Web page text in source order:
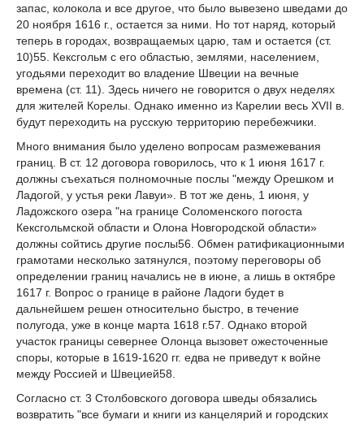
за­пас, колокола и все другое, что было вывезено шведами до
20 ноября 1616 г., остается за ними. Но тот наряд, который
теперь в городах, возвращаемых царю, там и остается (ст.
10)55. Кексгольм с его областью, землями, населением,
угодьями переходит во вла­дение Швеции на вечные
времена (ст. 11). Здесь ничего не говорится о двух неделях
для жителей Корелы. Однако именно из Карелии весь XVII в.
будут переходить на русскую территорию перебежчики.
Много внимания было уделено вопросам размежевания
границ. В ст. 12 договора го­ворилось, что к 1 июня 1617 г.
должны съехаться полномочные послы "между Орешком и
Ладогой, у устья реки Лавуи». В тот же день, 1 июня, у
Ладожского озера "на границе Соломенского погоста
Кексгольмской области и Олона Новгородской области»
должны сойтись другие послы56 . Обмен ратификационными
грамотами несколько затянулся, по­этому переговоры об
определении границ начались не в июне, а лишь в октябре
1617 г. Вопрос о границе в районе Ладоги будет в
дальнейшем решен относительно быстро, в течение
полугода, уже в конце марта 1618 г.57 . Однако второй
участок границы севернее Олонца вызовет ожесточенные
споры, которые в 1619-1620 гг. едва не приведут к войне
между Россией и Швецией58
Согласно ст. 3 Столбовского договора шведы обязались
возвратить "все бумаги и книги из канцелярий и городских